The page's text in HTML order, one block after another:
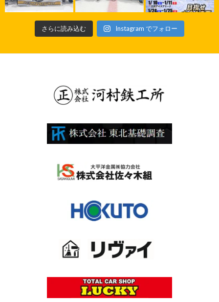
さらに読み込む Instagram でフォロー